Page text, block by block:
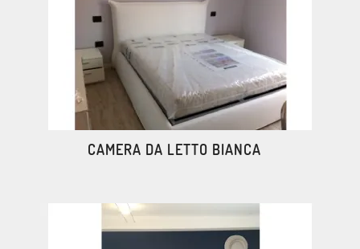
CAMERA DA LETTO BIANCA